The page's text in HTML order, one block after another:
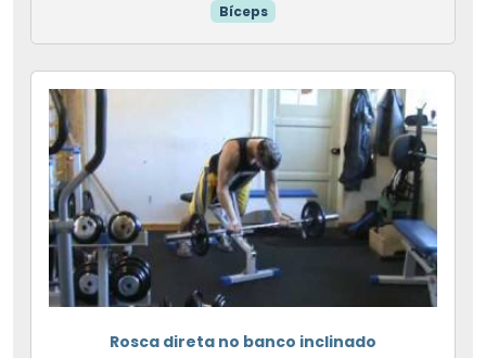
Bíceps
Rosca direta no banco inclinado